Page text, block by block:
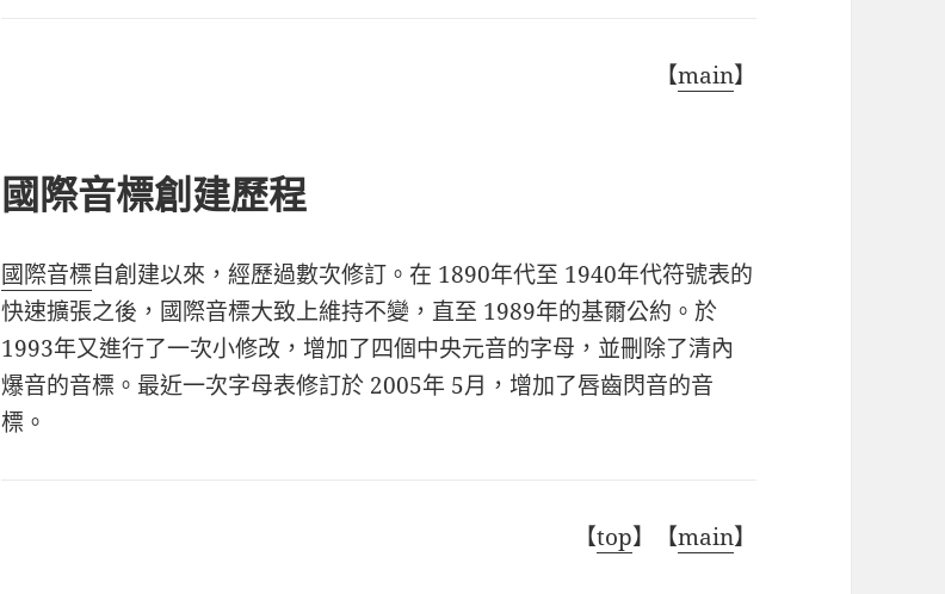
【main】
國際音標創建歷程
國際音標自創建以來，經歷過數次修訂。在 1890年代至 1940年代符號表的
快速擴張之後，國際音標大致上維持不變，直至 1989年的基爾公約。於
1993年又進行了一次小修改，增加了四個中央元音的字母，並刪除了清內
爆音的音標。最近一次字母表修訂於 2005年 5月，增加了唇齒閃音的音
標。
【top】【main】